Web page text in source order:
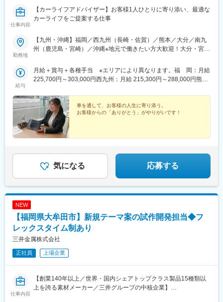
仕事内容
【カーライフアドバイザー】お客様1人ひとりに寄り添い、最適な
カーライフをご提案する仕事
勤務地
【九州・沖縄】福岡／西九州（長崎・佐賀）／熊本／大分／南九
州（鹿児島・宮崎）／沖縄※地元で働きたい方大歓迎！大分・宮
方、優遇あり※ご自宅から通勤可能な店舗へ配属予定（ご相談の上
決定します！）※店舗間の異動はありますが、転居を伴う異動はご
【福岡】西港店・小倉東インター店・八幡店・飯塚店・福間店・
新宮店・千早店・博多駅東店・福重店・長丘店・春日店・筑紫野
店・櫛原店・上津店・大牟田店【西九州】長崎時津店・佐世保日
宇店・諫早店・佐賀店・武雄店・唐津店【熊本】南高江店・清水
店・熊本東店・菊陽店・八代店・天草店・玉名店【大分】大分
店・大分東店・別府店・中津店・日田店【南九州】下荒田店・東
都城店【沖縄】浦添店・豊崎店◎受動喫煙対策：各店舗内禁煙◎
車通勤OK（駐車場完備）
給与
月給＋賞与＋各種手当 ※エリアにより異なります。福 岡：月給
225,700円～303,000円西九州：月給 215,300円～288,000円熊
288,000円南九州：月給 215,300円～288,000円沖 縄：月給
189,300円～262,100円※スキル・経験・能力を考慮して決定しま
す。☆残業が発生した場合は発生時間分に対し全額支給いたしま
す。☆販売インセンティブ・キャンペーン報奨旅行あり！☆入社
後の初回賞与は金一封支給いたします（入社時期による）
車を通して、お客様の人生に寄り添う。
お客様からの「ありがとう」がやりがいです！
気になる 応募する
NEW
【福岡県大牟田市】新規テーマ案の試作開発担当◆フ
レックスタイム制あり
三井金属株式会社
正社員 上場企業
仕事内容
【創業140年以上／世界・国内シェアトップクラス製品15種類以
上を誇る素材メーカー／三井グループの中核企業】